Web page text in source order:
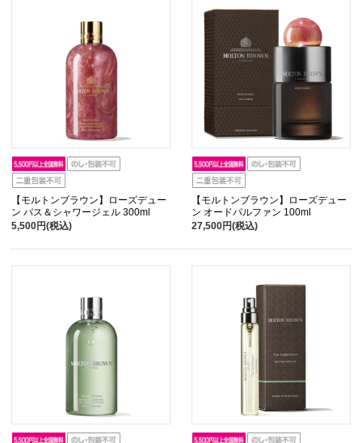
【モルトンブラウン】ローズデュー
ン バス＆シャワージェル 300ml
5,500円(税込)
【モルトンブラウン】ローズデュー
ン オードパルファン 100ml
27,500円(税込)